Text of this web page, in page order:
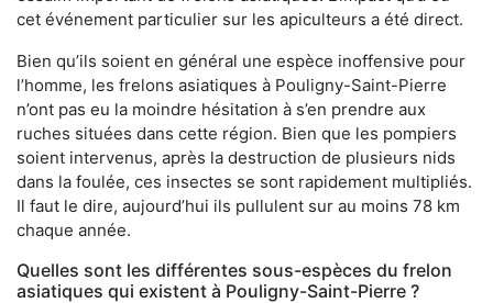
cet événement particulier sur les apiculteurs a été direct.
Bien qu’ils soient en général une espèce inoffensive pour
l’homme, les frelons asiatiques à Pouligny-Saint-Pierre
n’ont pas eu la moindre hésitation à s’en prendre aux
ruches situées dans cette région. Bien que les pompiers
soient intervenus, après la destruction de plusieurs nids
dans la foulée, ces insectes se sont rapidement multipliés.
Il faut le dire, aujourd’hui ils pullulent sur au moins 78 km
chaque année.
Quelles sont les différentes sous-espèces du frelon
asiatiques qui existent à Pouligny-Saint-Pierre ?